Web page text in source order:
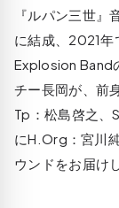
『ルパン三世
に結成、2021年
Explosion Band
チー長岡が、前
Tp：松島啓之、
にH.Org：宮川
ウンドをお届け